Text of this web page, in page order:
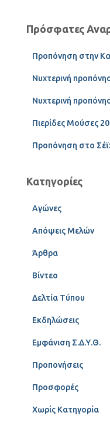
Πρόσφατες
Προπόνηση στην
Νυχτερινή
Νυχτερινή
Πιερίδες Μούσες
Προπόνηση στο
Κατηγορίες
Αγώνες
Απόψεις Μελών
Άρθρα
Βίντεο
Δελτία Τύπου
Εκδηλώσεις
Εμφάνιση Σ.Δ.Υ.Θ.
Προπονήσεις
Προσφορές
Χωρίς Κατηγορία